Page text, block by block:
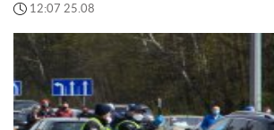
12:07 25.08